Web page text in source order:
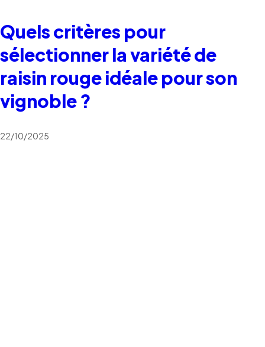
Quels critères pour
sélectionner la variété de
raisin rouge idéale pour son
vignoble ?
22/10/2025